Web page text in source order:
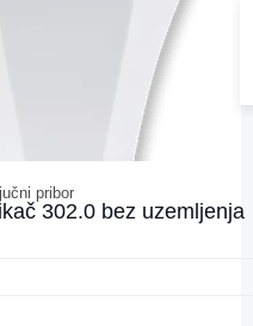
pribor
302.0 bez uzemljenja